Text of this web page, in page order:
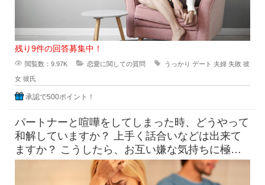
残り9件の回答募集中！
閲覧数：9.97K 恋愛に関しての質問 うっかり デート 夫婦 失敗 彼
女 彼氏
承認で500ポイント！
パートナーと喧嘩をしてしまった時、どうやって
和解していますか？ 上手く話合いなどは出来て
ますか？ こうしたら、お互い嫌な気持ちに極力
ならずに比較的スムーズに仲直